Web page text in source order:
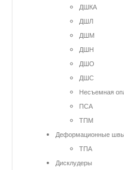
ДШКА
ДШЛ
ДШМ
ДШН
ДШО
ДШС
Несъемная
ПСА
ТПМ
Деформационные швы
ТПА
Дисклудеры